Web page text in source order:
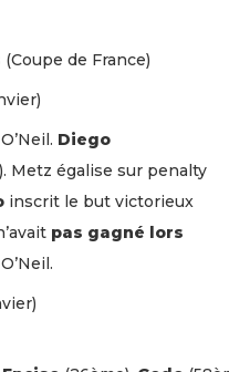
(Coupe de France)
Diego
Metz égalise sur penalty
inscrit le but victorieux
pas gagné lors